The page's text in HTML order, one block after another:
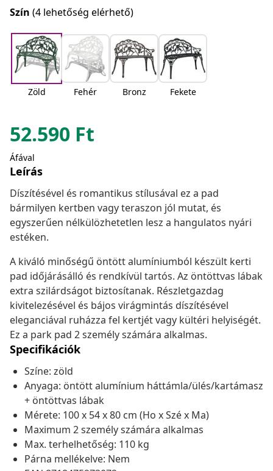
Szín (4 lehetőség elérhető)
Zöld Fehér Bronz Fekete
52.590 Ft
Áfával
Leírás
Díszítésével és romantikus stílusával ez a pad
bármilyen kertben vagy teraszon jól mutat, és
egyszerűen nélkülözhetetlen lesz a hangulatos nyári
estéken.
A kiváló minőségű öntött alumíniumból készült kerti
pad időjárásálló és rendkívül tartós. Az öntöttvas lábak
extra szilárdságot biztosítanak. Részletgazdag
kivitelezésével és bájos virágmintás díszítésével
eleganciával ruházza fel kertjét vagy kültéri helyiségét.
Ez a park pad 2 személy számára alkalmas.
Specifikációk
Színe: zöld
Anyaga: öntött alumínium háttámla/ülés/kartámasz
+ öntöttvas lábak
Mérete: 100 x 54 x 80 cm (Ho x Szé x Ma)
Maximum 2 személy számára alkalmas
Max. terhelhetőség: 110 kg
Párna mellékelve: Nem